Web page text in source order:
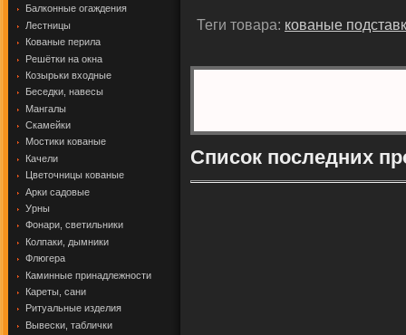
Балконные огаждения
Лестницы
Кованые перила
Решётки на окна
Козырьки входные
Беседки, навесы
Мангалы
Скамейки
Мостики кованые
Качели
Цветочницы кованые
Арки садовые
Урны
Фонари, светильники
Колпаки, дымники
Флюгера
Каминные принадлежности
Кареты, сани
Ритуальные изделия
Вывески, таблички
Теги товара: кованые
Список последних